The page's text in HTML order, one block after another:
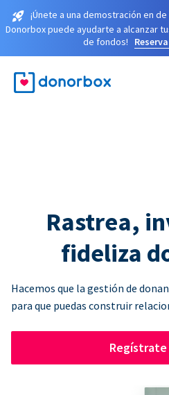
¡Únete a una demostración en
Donorbox puede ayudarte a alcanzar
de fondos!
Rastrea,
fideliza
Hacemos que la gestión de
para que puedas construir
Regístrate